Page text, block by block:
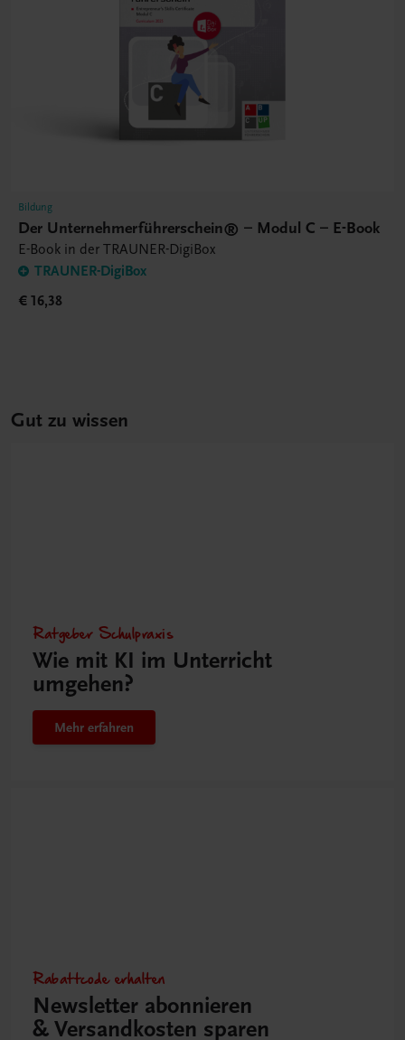
Bildung
Der Unternehmerführerschein® – Modul C – E-Book
E-Book in der TRAUNER-DigiBox
TRAUNER-DigiBox
€ 16,38
Gut zu wissen
Ratgeber Schulpraxis
Wie mit KI im Unterricht
umgehen?
Mehr erfahren
Rabattcode erhalten
Newsletter abonnieren
& Versandkosten sparen